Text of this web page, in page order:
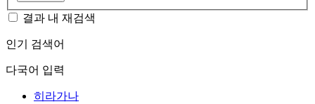
결과 내 재검색
인기 검색어
다국어 입력
히라가나